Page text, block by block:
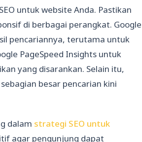
untuk website Anda. Pastikan
di berbagai perangkat. Google
pencariannya, terutama untuk
PageSpeed Insights untuk
yang disarankan. Selain itu,
besar pencarian kini
dalam strategi SEO untuk
agar pengunjung dapat